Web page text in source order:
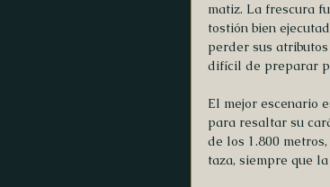
matiz. La frescura
tostión bien
perder sus
difícil de preparar
El mejor escenario
para resaltar su
de los 1.800
taza, siempre que